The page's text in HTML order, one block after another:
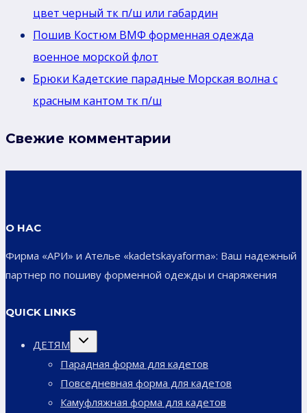
цвет черный тк п/ш или габардин
Пошив Костюм ВМФ форменная одежда
военное морской флот
Брюки Кадетские парадные Морская волна с
красным кантом тк п/ш
Свежие комментарии
О НАС
Фирма «АРИ» и Ателье «kadetskayaforma»: Ваш надежный
партнер по пошиву форменной одежды и снаряжения
QUICK LINKS
ДЕТЯМ
Переключить
дочернее
Парадная форма для кадетов
Повседневная форма для кадетов
Камуфляжная форма для кадетов